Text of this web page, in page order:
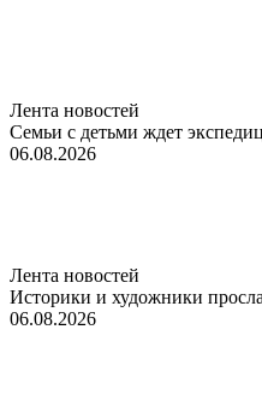
Лента новостей
Семьи с детьми ждет
06.08.2026
Лента новостей
Историки и художники
06.08.2026